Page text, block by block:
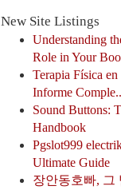
New Site Listings
Understanding
Role in Your
Terapia Física
Informe
Sound Buttons:
Handbook
Pgslot999
Ultimate Guide
장안동호빠, 그